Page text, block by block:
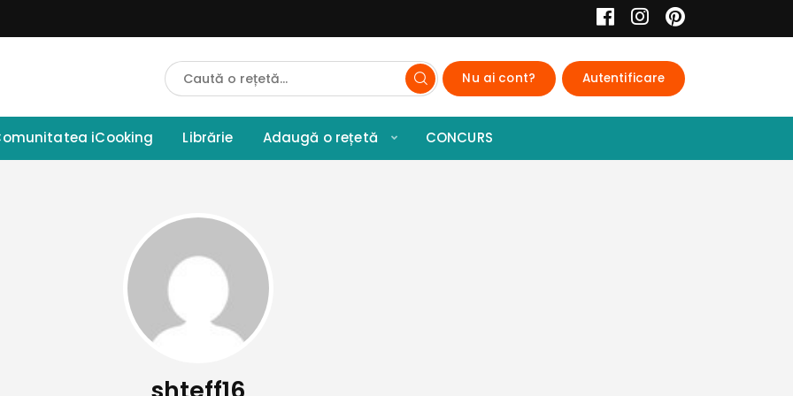
Cauta
Retete
Nu ai cont? Autentificare
iCooking Librărie Adaugă o rețetă CONCURS